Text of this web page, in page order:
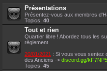
Présentations
Présentez-vous aux membres
Topics: 40
Tout et rien
Quartier libre ! Abordez tous les
règlement.
20/01/2021 : Si vous vous sentez
des Anciens -> discord.gg/
Topics: 45